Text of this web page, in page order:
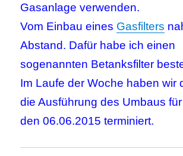
Gasanlage verwenden.
Vom Einbau eines Gasfilters
Abstand. Dafür habe ich einen
sogenannten Betanksfilter
Im Laufe der Woche haben wir
die Ausführung des Umbaus
den 06.06.2015 terminiert.